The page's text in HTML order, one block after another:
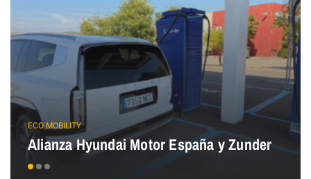
ECO MOBILITY
Alianza Hyundai Motor España y Zunder